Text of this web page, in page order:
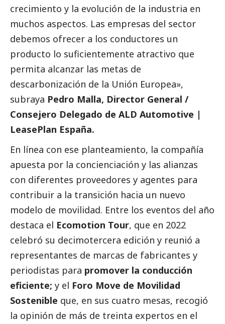
crecimiento y la evolución de la industria en
muchos aspectos. Las empresas del sector
debemos ofrecer a los conductores un
producto lo suficientemente atractivo que
permita alcanzar las metas de
descarbonización de la Unión Europea»,
subraya Pedro Malla, Director General /
Consejero Delegado de ALD Automotive |
LeasePlan España.
En línea con ese planteamiento, la compañía
apuesta por la concienciación y las alianzas
con diferentes proveedores y agentes para
contribuir a la transición hacia un nuevo
modelo de movilidad. Entre los eventos del año
destaca el Ecomotion Tour, que en 2022
celebró su decimotercera edición y reunió a
representantes de marcas de fabricantes y
periodistas para promover la conducción
eficiente; y el Foro Move de Movilidad
Sostenible que, en sus cuatro mesas, recogió
la opinión de más de treinta expertos en el